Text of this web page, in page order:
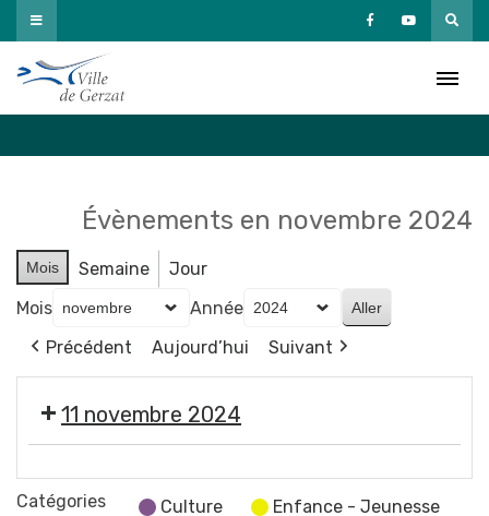
Passer
au
contenu
Évènements en novembre 2024
Mois Semaine
Jour
Mois
Année
Précédent
Aujourd’hui Suivant
11 novembre 2024
commémorative
Catégories
Culture
Enfance - Jeunesse